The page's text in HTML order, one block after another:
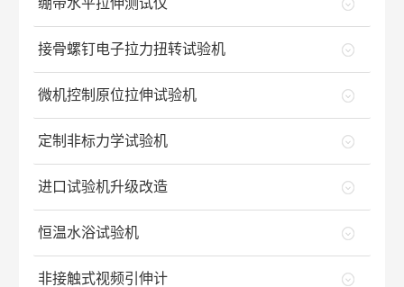
绷带水平拉伸测试仪
接骨螺钉电子拉力扭转试验机
微机控制原位拉伸试验机
定制非标力学试验机
进口试验机升级改造
恒温水浴试验机
非接触式视频引伸计